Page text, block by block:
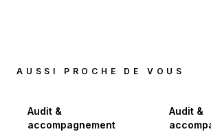
AUSSI PROCHE DE VOUS
Audit &
accompagnement
Audit &